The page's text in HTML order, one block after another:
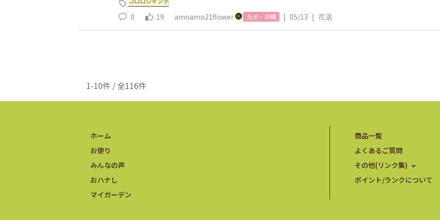
0 19 amoamo21flower 九州・沖縄 | 05/13 | 花活
1-10件 / 全116件
ホーム
お便り
みんなの声
おハナし
マイガーデン
商品一覧
よくあるご質問
その他(リンク集)
ポイント/ランクについて